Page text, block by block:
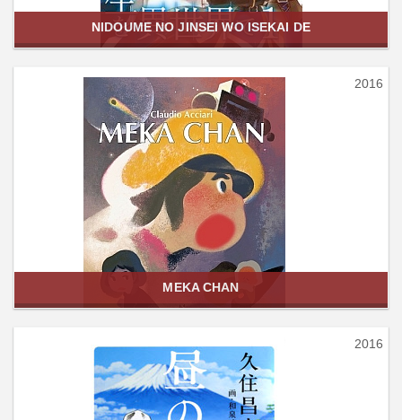
NIDOUME NO JINSEI WO ISEKAI DE
2016
MEKA CHAN
2016